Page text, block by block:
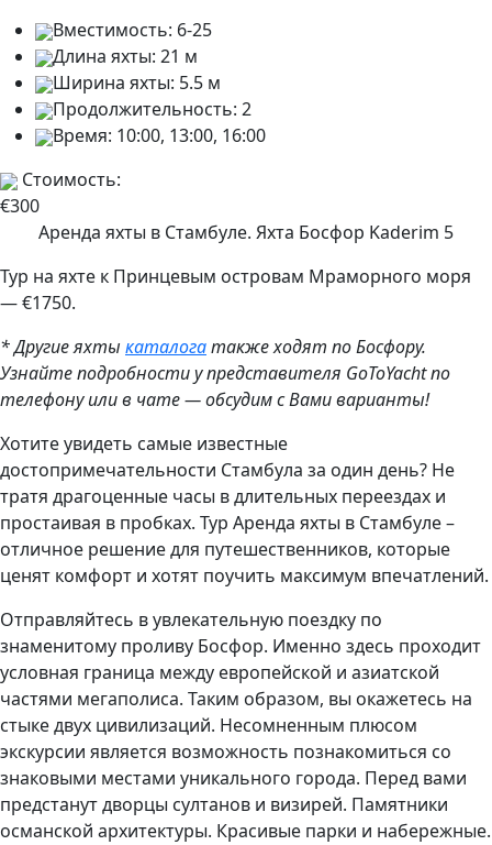
Вместимость: 6-25
Длина яхты: 21 м
Ширина яхты: 5.5 м
Продолжительность: 2
Время: 10:00, 13:00, 16:00
Стоимость:
€300
Аренда яхты в Стамбуле. Яхта Босфор Kaderim 5
Тур на яхте к Принцевым островам Мраморного моря
— €1750.
* Другие яхты каталогатакже ходят по Босфору.
Узнайте подробности у представителя GoToYacht по
телефону или в чате — обсудим с Вами варианты!
Хотите увидеть самые известные
достопримечательности Стамбула за один день? Не
тратя драгоценные часы в длительных переездах и
простаивая в пробках. Тур Аренда яхты в Стамбуле –
отличное решение для путешественников, которые
ценят комфорт и хотят поучить максимум впечатлений.
Отправляйтесь в увлекательную поездку по
знаменитому проливу Босфор. Именно здесь проходит
условная граница между европейской и азиатской
частями мегаполиса. Таким образом, вы окажетесь на
стыке двух цивилизаций. Несомненным плюсом
экскурсии является возможность познакомиться со
знаковыми местами уникального города. Перед вами
предстанут дворцы султанов и визирей. Памятники
османской архитектуры. Красивые парки и набережные.